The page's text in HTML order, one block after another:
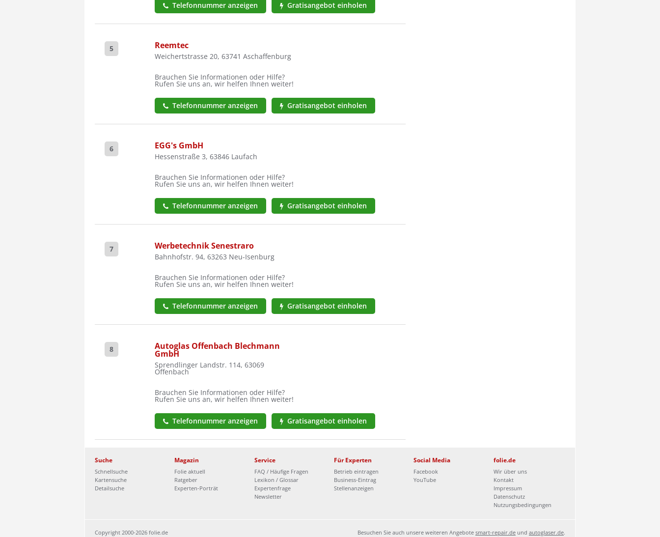
Telefonnummer anzeigen Gratisangebot einholen
5 Reemtec
Weichertstrasse 20, 63741 Aschaffenburg
Brauchen Sie Informationen oder Hilfe?
Rufen Sie uns an, wir helfen Ihnen weiter!
Telefonnummer anzeigen Gratisangebot einholen
6 EGG's GmbH
Hessenstraße 3, 63846 Laufach
Brauchen Sie Informationen oder Hilfe?
Rufen Sie uns an, wir helfen Ihnen weiter!
Telefonnummer anzeigen Gratisangebot einholen
7 Werbetechnik Senestraro
Bahnhofstr. 94, 63263 Neu-Isenburg
Brauchen Sie Informationen oder Hilfe?
Rufen Sie uns an, wir helfen Ihnen weiter!
Telefonnummer anzeigen Gratisangebot einholen
8 Autoglas Offenbach Blechmann
GmbH
Sprendlinger Landstr. 114, 63069
Offenbach
Brauchen Sie Informationen oder Hilfe?
Rufen Sie uns an, wir helfen Ihnen weiter!
Telefonnummer anzeigen Gratisangebot einholen
Suche
Schnellsuche
Kartensuche
Detailsuche
Magazin
Folie aktuell
Ratgeber
Experten-Porträt
Service
FAQ / Häufige Fragen
Lexikon / Glossar
Expertenfrage
Newsletter
Für Experten
Betrieb eintragen
Business-Eintrag
Stellenanzeigen
Social Media
Facebook
YouTube
folie.de
Wir über uns
Kontakt
Impressum
Datenschutz
Nutzungsbedingungen
Copyright 2000-2026 folie.de Besuchen Sie auch unsere weiteren Angebote smart-repair.de und autoglaser.de.